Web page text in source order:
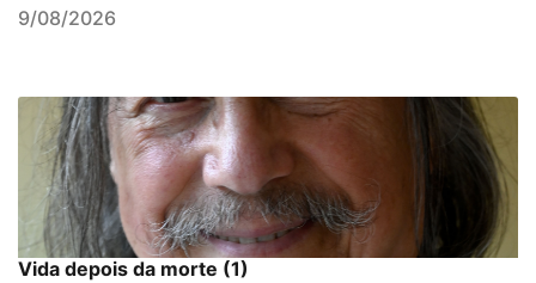
9/08/2026
Vida depois da morte (1)